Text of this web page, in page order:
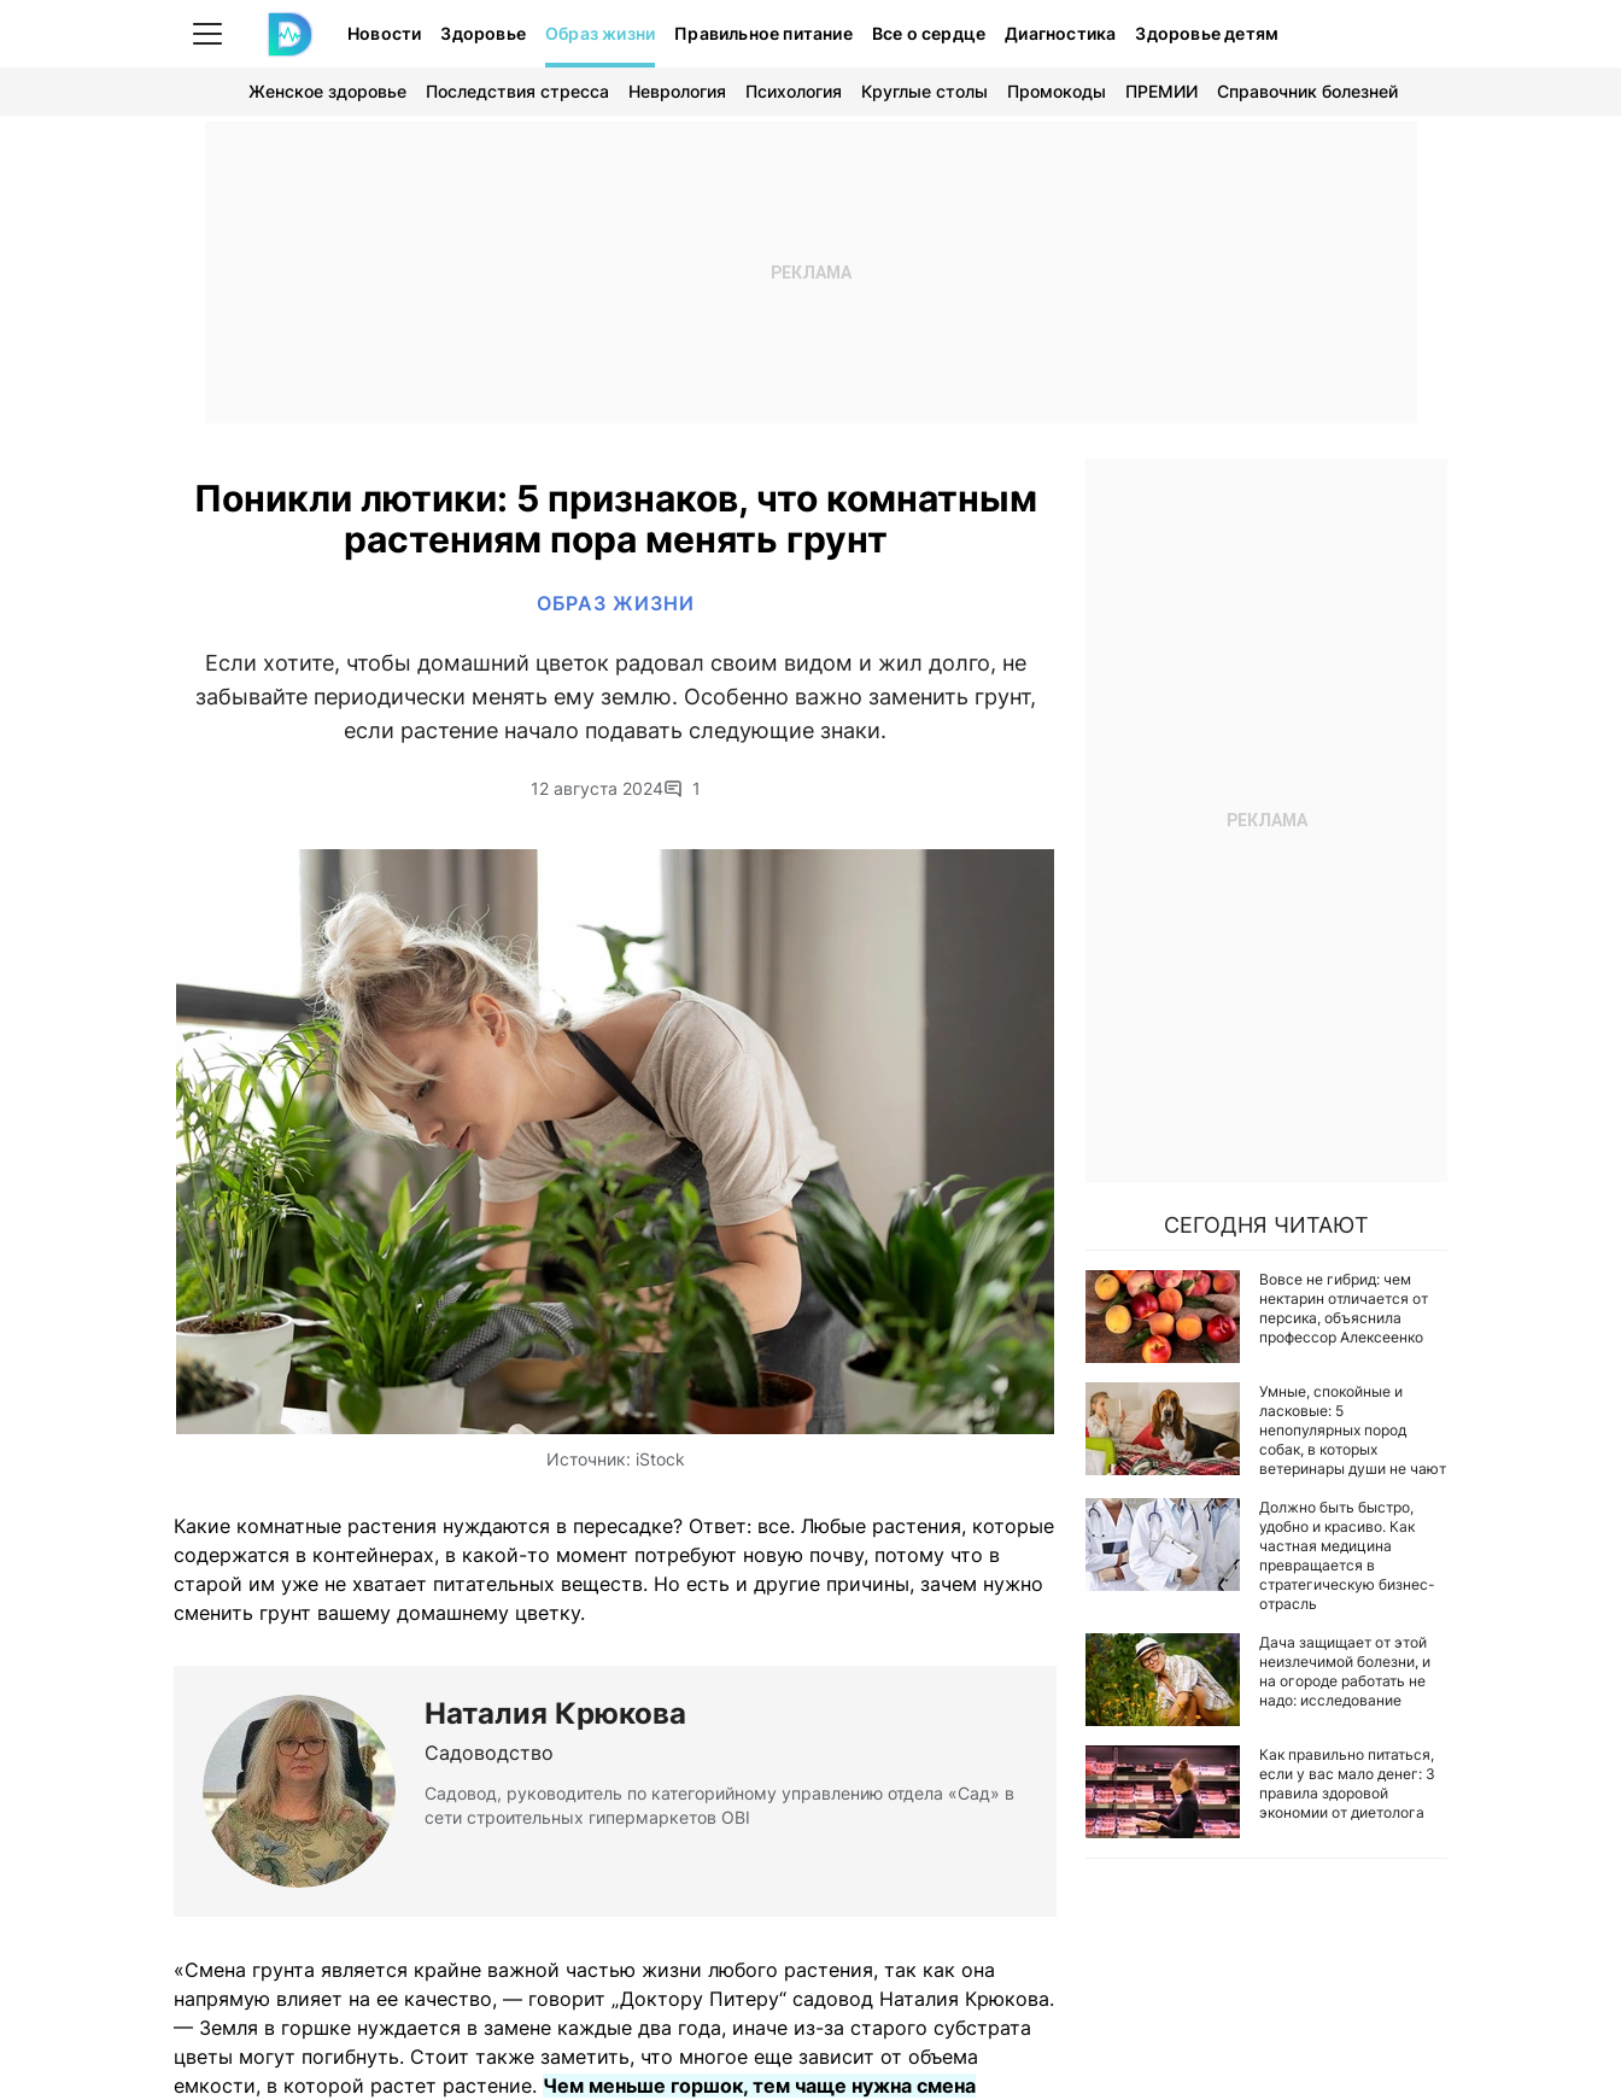
Новости Здоровье Образ жизни Правильное питание Все о сердце Диагностика Здоровье детям
Женское здоровье Последствия стресса Неврология Психология Круглые столы Промокоды ПРЕМИИ Справочник болезней
Поникли лютики: 5 признаков, что комнатным
растениям пора менять грунт
ОБРАЗ ЖИЗНИ
Если хотите, чтобы домашний цветок радовал своим видом и жил долго, не
забывайте периодически менять ему землю. Особенно важно заменить грунт,
если растение начало подавать следующие знаки.
12 августа 2024 1
Источник: iStock
Какие комнатные растения нуждаются в пересадке? Ответ: все. Любые растения, которые
содержатся в контейнерах, в какой-то момент потребуют новую почву, потому что в
старой им уже не хватает питательных веществ. Но есть и другие причины, зачем нужно
сменить грунт вашему домашнему цветку.
Наталия Крюкова
Садоводство
Садовод, руководитель по категорийному управлению отдела «Сад» в
сети строительных гипермаркетов OBI
«Смена грунта является крайне важной частью жизни любого растения, так как она
напрямую влияет на ее качество, — говорит „Доктору Питеру“ садовод Наталия Крюкова.
— Земля в горшке нуждается в замене каждые два года, иначе из-за старого субстрата
цветы могут погибнуть. Стоит также заметить, что многое еще зависит от объема
емкости, в которой растет растение. Чем меньше горшок, тем чаще нужна смена
СЕГОДНЯ ЧИТАЮТ
Вовсе не гибрид: чем
нектарин отличается от
персика, объяснила
профессор Алексеенко
Умные, спокойные и
ласковые: 5
непопулярных пород
собак, в которых
ветеринары души не чают
Должно быть быстро,
удобно и красиво. Как
частная медицина
превращается в
стратегическую бизнес-
отрасль
Дача защищает от этой
неизлечимой болезни, и
на огороде работать не
надо: исследование
Как правильно питаться,
если у вас мало денег: 3
правила здоровой
экономии от диетолога